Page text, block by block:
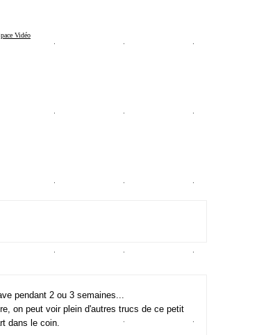
Vidéo
pendant 2 ou 3 semaines...
on peut voir plein d'autres trucs de ce petit
dans le coin.